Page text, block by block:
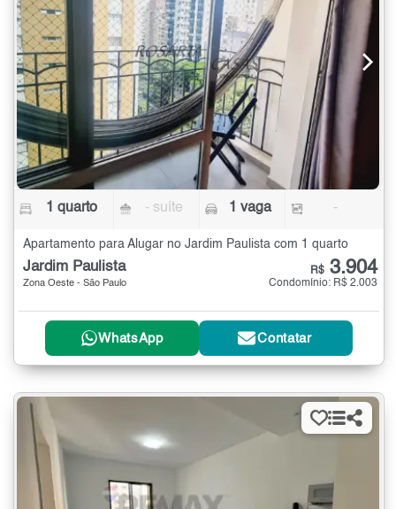
1 quarto - suíte 1 vaga -
Apartamento para Alugar no Jardim Paulista com 1 quarto
Jardim Paulista
Zona Oeste - São Paulo
R$ 3.904
Condomínio: R$ 2.003
WhatsApp Contatar